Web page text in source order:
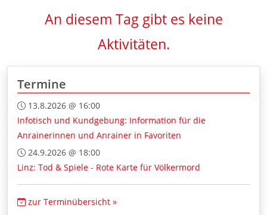
An diesem Tag gibt es keine
Aktivitäten.
Termine
13.8.2026 @ 16:00
Infotisch und Kundgebung: Information für die
Anrainerinnen und Anrainer in Favoriten
24.9.2026 @ 18:00
Linz: Tod & Spiele - Rote Karte für Völkermord
zur Terminübersicht »